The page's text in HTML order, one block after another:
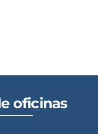
oficinas